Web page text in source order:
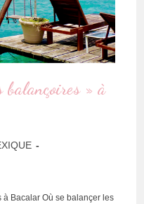
balançoires » à
Bacalar Où se balançer les